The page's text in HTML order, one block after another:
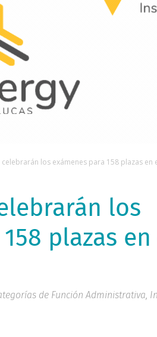
los exámenes para 158 plazas en
los
plazas
de Función Administrativa,